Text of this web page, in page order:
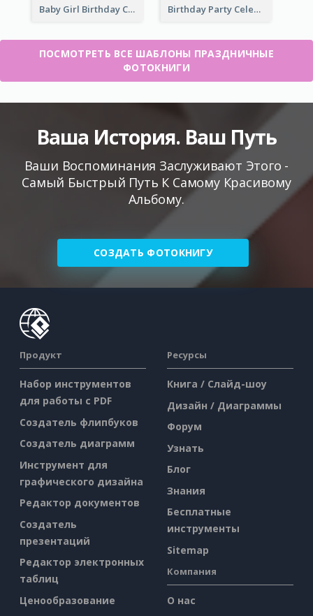
Baby Girl Birthday Celebration Photo Book Birthday Party Celebration Photo Book
ПОСМОТРЕТЬ ВСЕ ШАБЛОНЫ ПРАЗДНИЧНЫЕ
ФОТОКНИГИ
Ваша История. Ваш Путь
Ваши Воспоминания Заслуживают Этого -
Самый Быстрый Путь К Самому Красивому
Альбому.
СОЗДАТЬ ФОТОКНИГУ
Продукт
Набор инструментов
для работы с PDF
Создатель флипбуков
Создатель диаграмм
Инструмент для
графического дизайна
Редактор документов
Создатель
презентаций
Редактор электронных
таблиц
Ценообразование
Ресурсы
Книга / Слайд-шоу
Дизайн / Диаграммы
Форум
Узнать
Блог
Знания
Бесплатные
инструменты
Sitemap
Компания
О нас